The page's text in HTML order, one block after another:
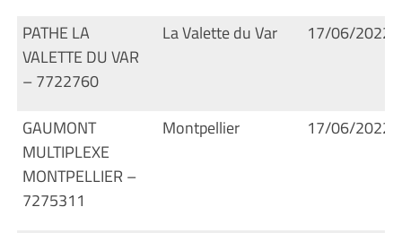
PATHE LA
VALETTE DU VAR
– 7722760
La Valette du Var 17/06/2022
GAUMONT
MULTIPLEXE
MONTPELLIER –
7275311
Montpellier 17/06/2022